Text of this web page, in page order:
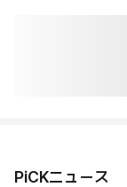
PiCKニュース